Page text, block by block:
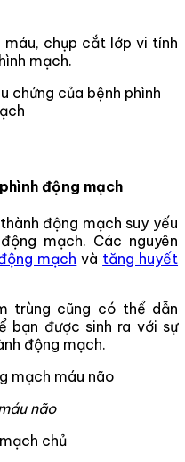
chụp cắt lớp vi tính
mạch.
động mạch
động mạch suy yếu
mạch. Các nguyên
mạch và tăng huyết
trùng cũng có thể dẫn
bạn được sinh ra với sự
động mạch.
não